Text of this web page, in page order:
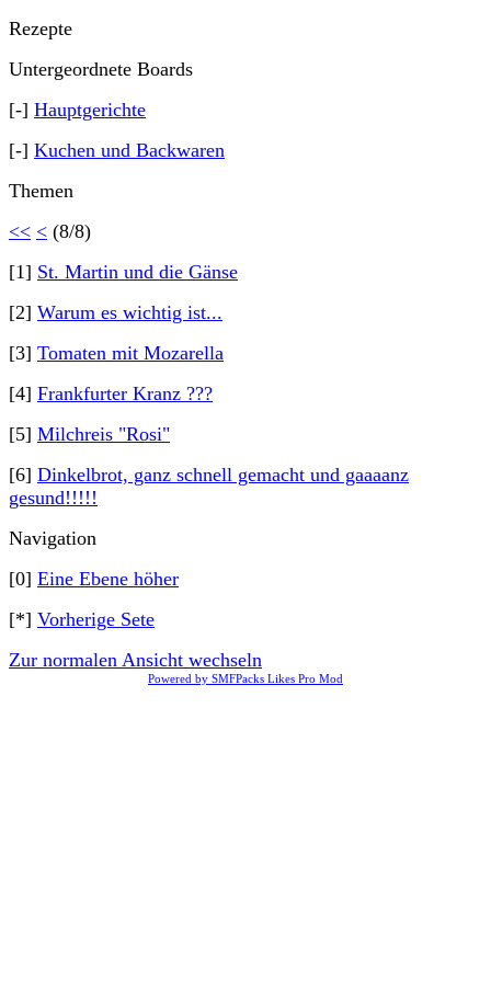
Rezepte
Untergeordnete Boards
[-] Hauptgerichte
[-] Kuchen und Backwaren
Themen
<< < (8/8)
[1] St. Martin und die Gänse
[2] Warum es wichtig ist...
[3] Tomaten mit Mozarella
[4] Frankfurter Kranz ???
[5] Milchreis "Rosi"
[6] Dinkelbrot, ganz schnell gemacht und gaaaanz
gesund!!!!!
Navigation
[0] Eine Ebene höher
[*] Vorherige Sete
Zur normalen Ansicht wechseln
Powered by SMFPacks Likes Pro Mod